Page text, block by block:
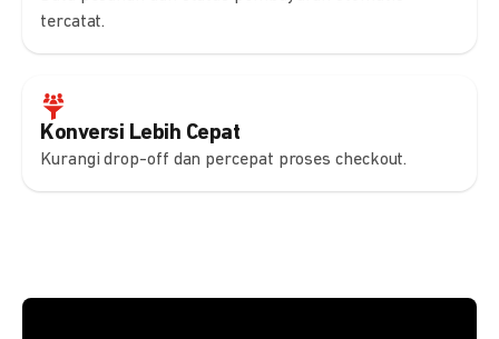
tercatat.
Konversi Lebih Cepat
Kurangi drop-off dan percepat proses checkout.